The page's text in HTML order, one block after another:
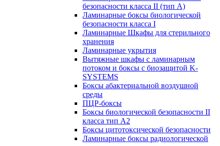
безопасности класса II (тип А)
Ламинарные боксы биологической
безопасности класса I
Ламинарные Шкафы для стерильного
хранения
Ламинарные укрытия
Вытяжные шкафы с ламинарным
потоком и боксы с биозащитой K-
SYSTEMS
Боксы абактериальной воздушной
среды
ПЦР-боксы
Боксы биологической безопасности II
класса тип A2
Боксы цитотоксической безопасности
Ламинарные боксы радиологической